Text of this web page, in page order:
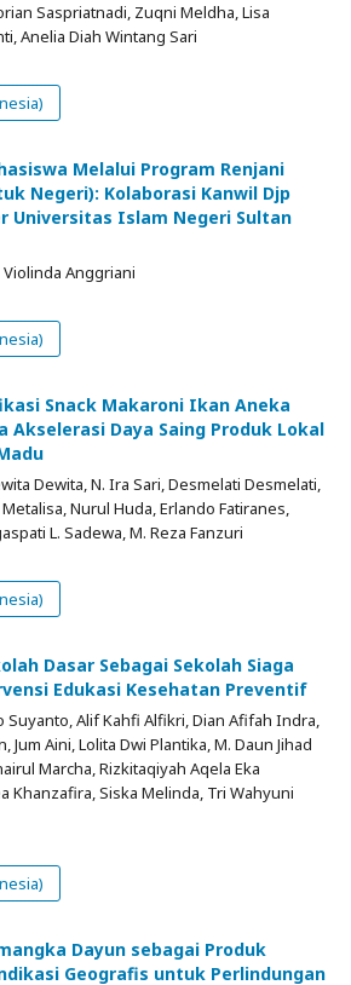
Saspriatnadi, Zuqni Meldha, Lisa
Anelia Diah Wintang Sari
Melalui Program Renjani
Negeri): Kolaborasi Kanwil Djp
Universitas Islam Negeri Sultan
Anggriani
Snack Makaroni Ikan Aneka
Akselerasi Daya Saing Produk Lokal
Dewita, N. Ira Sari, Desmelati Desmelati,
Nurul Huda, Erlando Fatiranes,
L. Sadewa, M. Reza Fanzuri
Dasar Sebagai Sekolah Siaga
Edukasi Kesehatan Preventif
Suyanto, Alif Kahfi Alfikri, Dian Afifah Indra,
Jum Aini, Lolita Dwi Plantika, M. Daun Jihad
Marcha, Rizkitaqiyah Aqela Eka
Khanzafira, Siska Melinda, Tri Wahyuni
Dayun sebagai Produk
Geografis untuk Perlindungan